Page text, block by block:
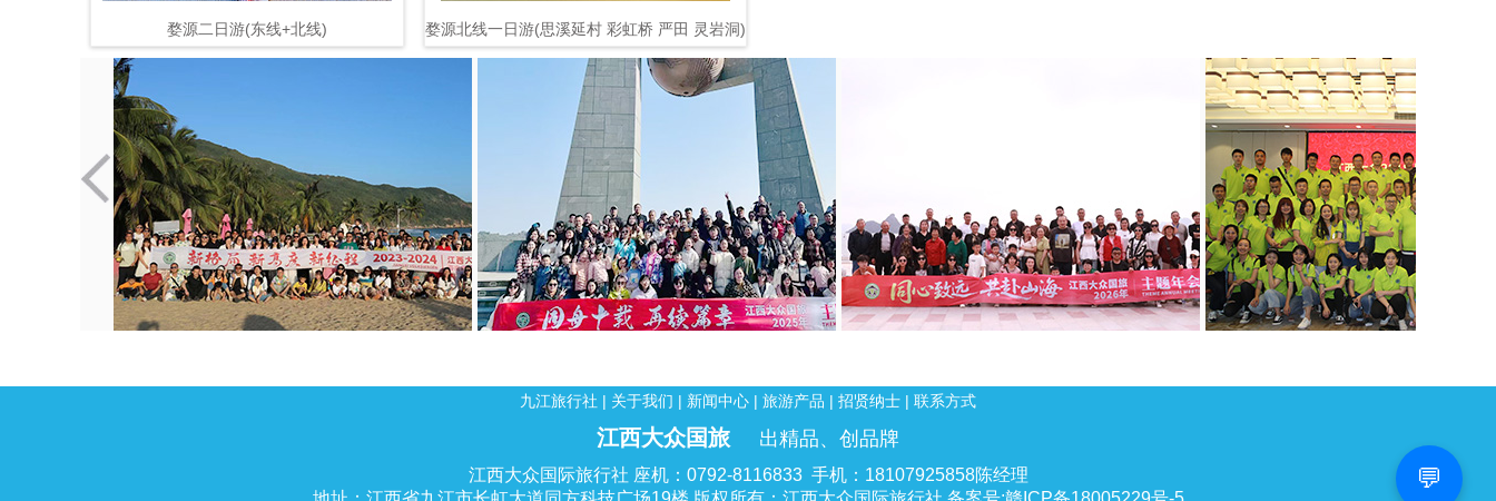
婺源二日游(东线+北线) 婺源北线一日游(思溪延村 彩虹桥 严田 灵岩洞)
团队展示
九江旅行社 | 关于我们 | 新闻中心 | 旅游产品 | 招贤纳士 | 联系方式
江西大众国旅 出精品、创品牌
江西大众国际旅行社 座机：0792-8116833 手机：18107925858陈经理
💬